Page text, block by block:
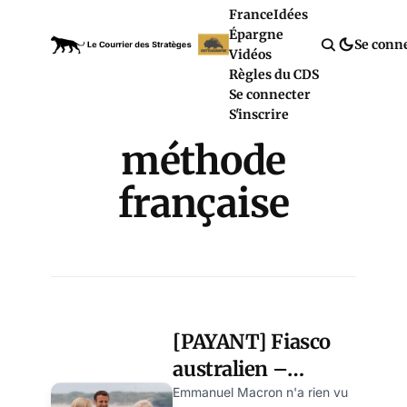
FranceIdées
Épargne
Vidéos
Règles du CDS
Se connecter
S'inscrire
Se
méthode
française
[PAYANT] Fiasco
australien –
Emmanuel Macron
Emmanuel Macron n'a rien vu